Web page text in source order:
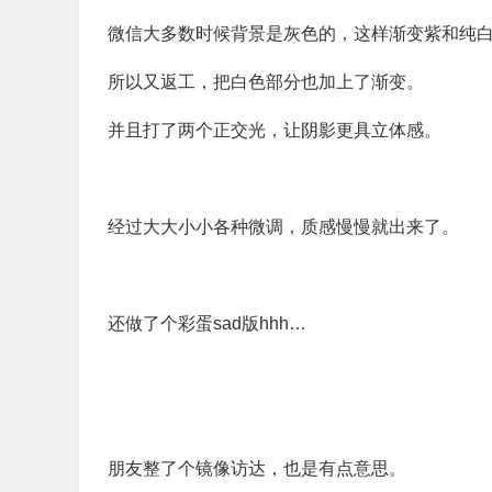
微信大多数时候背景是灰色的，这样渐变紫和纯
所以又返工，把白色部分也加上了渐变。
并且打了两个正交光，让阴影更具立体感。
经过大大小小各种微调，质感慢慢就出来了。
还做了个彩蛋sad版hhh…
朋友整了个镜像访达，也是有点意思。